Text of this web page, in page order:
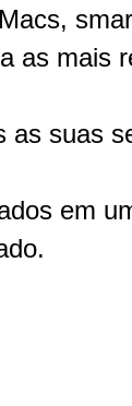
as mais
as suas
em